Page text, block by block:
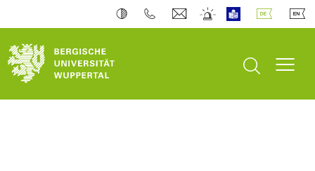
Suche öffnen